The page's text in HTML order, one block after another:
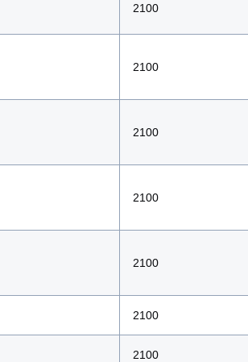
2100
2100
2100
2100
2100
2100
2100